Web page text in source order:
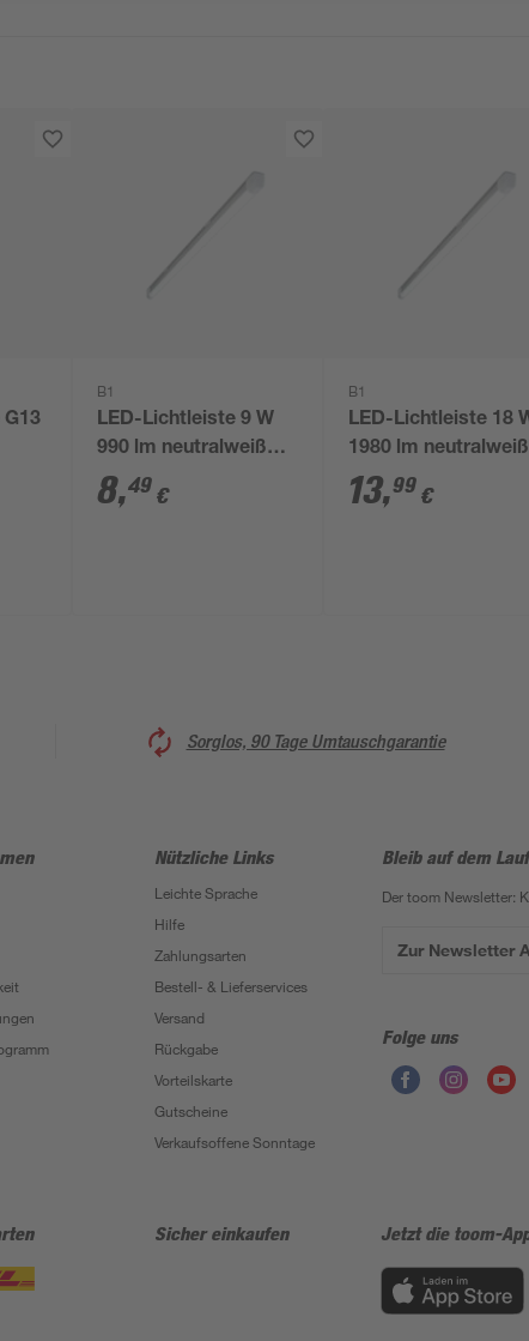
B1
LED-Lichtleiste 9 W
990 lm neutralweiß
4,5 x 5,8 cm
8,49 €
B1
LED-Lichtleiste 18
1980 lm neutralweiß
3,6 cm
13,99 €
Sorglos, 90 Tage Umtauschgarantie
Nützliche Links
Leichte Sprache
Hilfe
Zahlungsarten
Bestell- & Lieferservices
Versand
Rückgabe
Vorteilskarte
Gutscheine
Verkaufsoffene Sonntage
Bleib auf dem
Der toom Newsletter:
Zur Newsletter
Folge uns
Sicher einkaufen Jetzt die toom-